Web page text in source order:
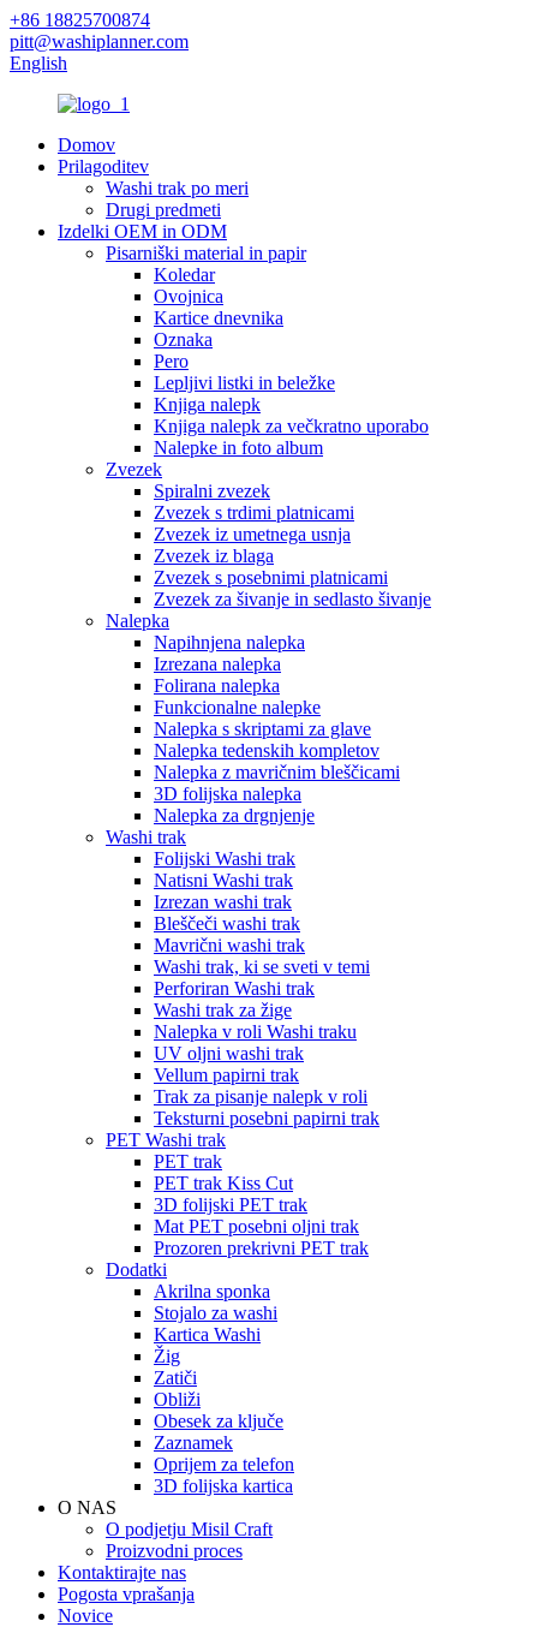
+86 18825700874
pitt@washiplanner.com
English
Domov
Prilagoditev
Washi trak po meri
Drugi predmeti
Izdelki OEM in ODM
Pisarniški material in papir
Koledar
Ovojnica
Kartice dnevnika
Oznaka
Pero
Lepljivi listki in beležke
Knjiga nalepk
Knjiga nalepk za večkratno uporabo
Nalepke in foto album
Zvezek
Spiralni zvezek
Zvezek s trdimi platnicami
Zvezek iz umetnega usnja
Zvezek iz blaga
Zvezek s posebnimi platnicami
Zvezek za šivanje in sedlasto šivanje
Nalepka
Napihnjena nalepka
Izrezana nalepka
Folirana nalepka
Funkcionalne nalepke
Nalepka s skriptami za glave
Nalepka tedenskih kompletov
Nalepka z mavričnim bleščicami
3D folijska nalepka
Nalepka za drgnjenje
Washi trak
Folijski Washi trak
Natisni Washi trak
Izrezan washi trak
Bleščeči washi trak
Mavrični washi trak
Washi trak, ki se sveti v temi
Perforiran Washi trak
Washi trak za žige
Nalepka v roli Washi traku
UV oljni washi trak
Vellum papirni trak
Trak za pisanje nalepk v roli
Teksturni posebni papirni trak
PET Washi trak
PET trak
PET trak Kiss Cut
3D folijski PET trak
Mat PET posebni oljni trak
Prozoren prekrivni PET trak
Dodatki
Akrilna sponka
Stojalo za washi
Kartica Washi
Žig
Zatiči
Obliži
Obesek za ključe
Zaznamek
Oprijem za telefon
3D folijska kartica
O NAS
O podjetju Misil Craft
Proizvodni proces
Kontaktirajte nas
Pogosta vprašanja
Novice